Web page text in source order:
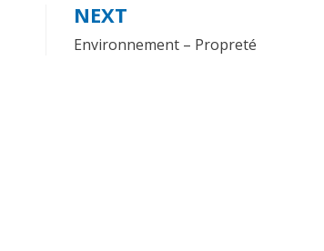
NEXT
Environnement – Propreté